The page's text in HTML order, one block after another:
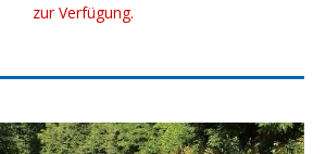
zur Verfügung.